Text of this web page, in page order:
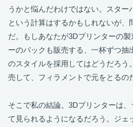
うかと悩んだわけではない。スター
という計算はするかもしれないが、
だ。もしあなたが3Dプリンターの
ーのパックも販売する、一杯ずつ抽
のスタイルを採用してはどうだろう
売して、フィラメントで元をとるの
そこで私の結論。3Dプリンターは
て見られるようになるだろう。ジェ